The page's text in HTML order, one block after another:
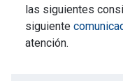
las siguientes
siguiente
atención.